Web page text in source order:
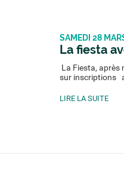
SAMEDI 28
La fiesta
La Fiesta, après
sur inscriptions
LIRE LA SUITE